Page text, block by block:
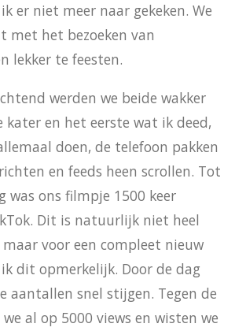
er niet meer naar gekeken. We
met het bezoeken van
lekker te feesten.
werden we beide wakker
kater en het eerste wat ik deed,
doen, de telefoon pakken
en feeds heen scrollen. Tot
was ons filmpje 1500 keer
Dit is natuurlijk niet heel
voor een compleet nieuw
dit opmerkelijk. Door de dag
aantallen snel stijgen. Tegen de
al op 5000 views en wisten we